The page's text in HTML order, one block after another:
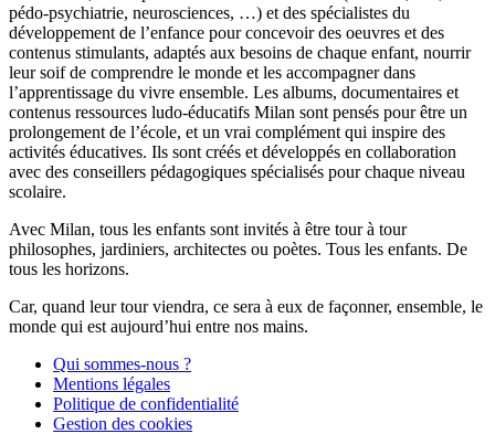
pédo-psychiatrie, neurosciences, …) et des spécialistes du
développement de l’enfance pour concevoir des oeuvres et des
contenus stimulants, adaptés aux besoins de chaque enfant, nourrir
leur soif de comprendre le monde et les accompagner dans
l’apprentissage du vivre ensemble. Les albums, documentaires et
contenus ressources ludo-éducatifs Milan sont pensés pour être un
prolongement de l’école, et un vrai complément qui inspire des
activités éducatives. Ils sont créés et développés en collaboration
avec des conseillers pédagogiques spécialisés pour chaque niveau
scolaire.
Avec Milan, tous les enfants sont invités à être tour à tour
philosophes, jardiniers, architectes ou poètes. Tous les enfants. De
tous les horizons.
Car, quand leur tour viendra, ce sera à eux de façonner, ensemble, le
monde qui est aujourd’hui entre nos mains.
Qui sommes-nous ?
Mentions légales
Politique de confidentialité
Gestion des cookies